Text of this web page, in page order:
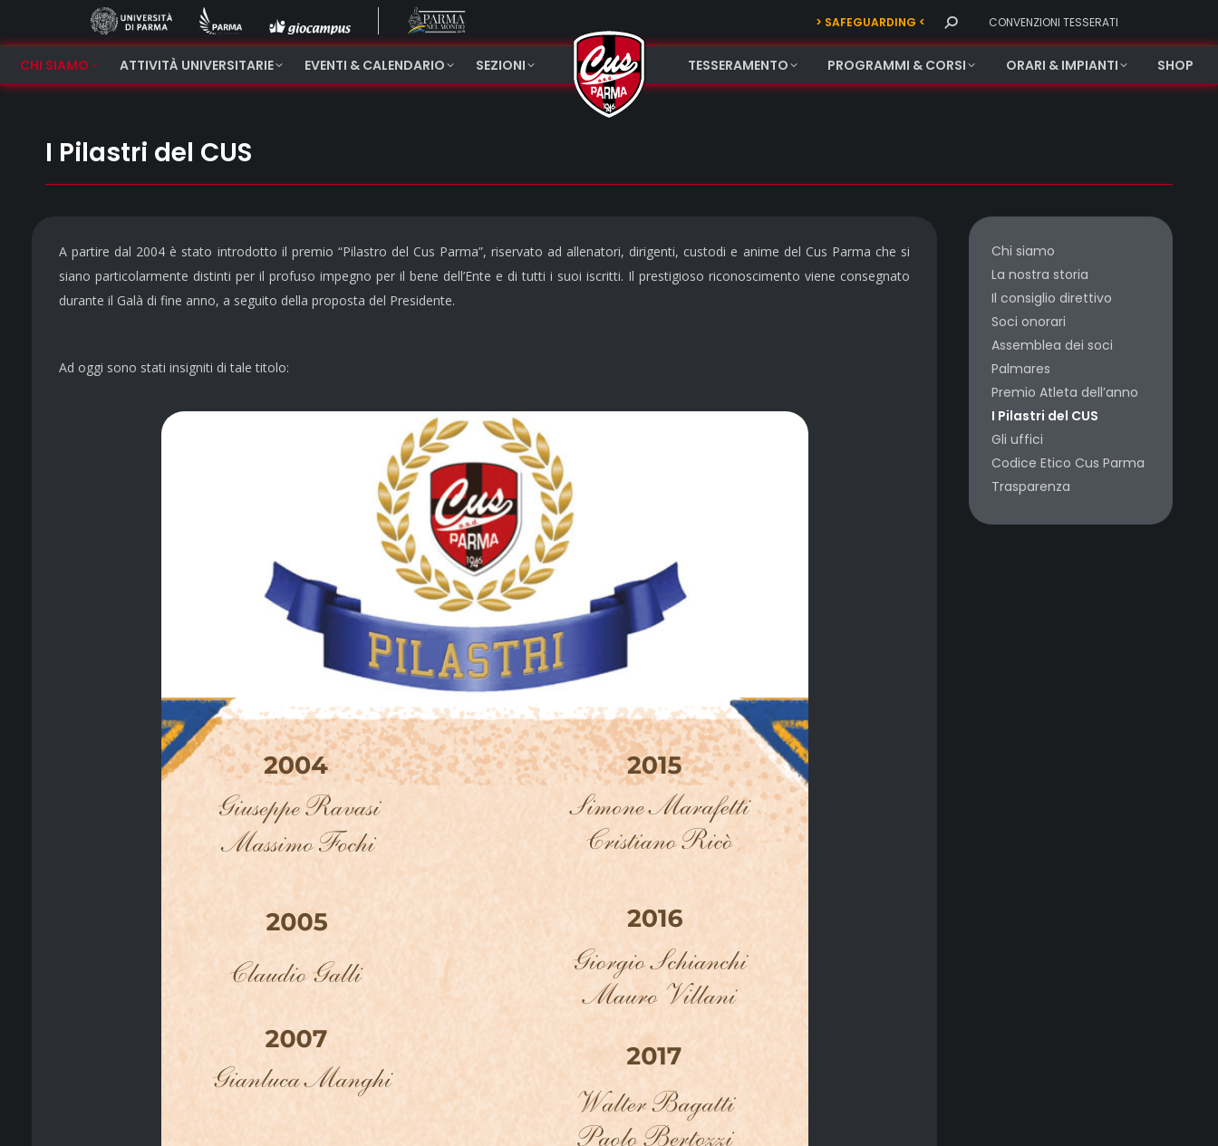
> SAFEGUARDING < Search: CONVENZIONI TESSERATI
CHI SIAMO ATTIVITÀ UNIVERSITARIE EVENTI & CALENDARIO SEZIONI TESSERAMENTO PROGRAMMI & CORSI ORARI & IMPIANTI SHOP
I Pilastri del CUS
A partire dal 2004 è stato introdotto il premio “Pilastro del Cus Parma”, riservato ad allenatori, dirigenti, custodi e anime del Cus Parma che si
siano particolarmente distinti per il profuso impegno per il bene dell’Ente e di tutti i suoi iscritti. Il prestigioso riconoscimento viene consegnato
durante il Galà di fine anno, a seguito della proposta del Presidente.
Ad oggi sono stati insigniti di tale titolo:
Chi siamo
La nostra storia
Il consiglio direttivo
Soci onorari
Assemblea dei soci
Palmares
Premio Atleta dell’anno
I Pilastri del CUS
Gli uffici
Codice Etico Cus Parma
Trasparenza